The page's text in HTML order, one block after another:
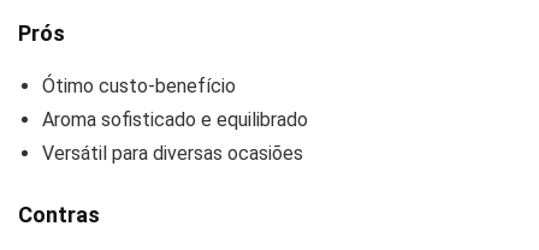
Prós
Ótimo custo-benefício
Aroma sofisticado e equilibrado
Versátil para diversas ocasiões
Contras